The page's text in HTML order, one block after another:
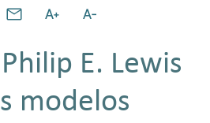
E. Lewis
modelos